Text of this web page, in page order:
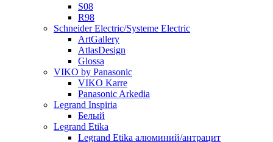
S08
R98
Schneider Electric/Systeme Electric
ArtGallery
AtlasDesign
Glossa
VIKO by Panasonic
VIKO Karre
Panasonic Arkedia
Legrand Inspiria
Белый
Legrand Etika
Legrand Etika алюминий/антрацит